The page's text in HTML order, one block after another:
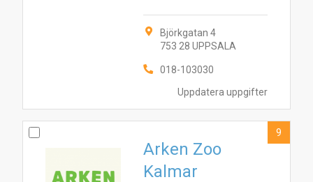
Uppdatera uppgifter
Björkgatan 4
753 28 UPPSALA
018-103030
Arken Zoo
Kalmar
9